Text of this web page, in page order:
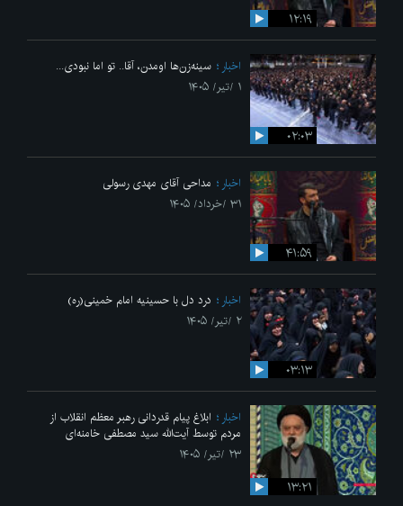
۱۲:۱۹
۰۲:۰۳
اخبار
سینه‌زن‌ها اومدن،‌ آقا.. تو اما نبودی...
۱ /تیر/ ۱۴۰۵
۴۱:۵۹
اخبار
مداحی آقای مهدی رسولی
۳۱ /خرداد/ ۱۴۰۵
۰۳:۱۳
اخبار
درد دل با حسینیه امام خمینی(ره)
۲ /تیر/ ۱۴۰۵
۱۳:۲۱
اخبار
ابلاغ پیام قدردانی رهبر معظم انقلاب از
مردم توسط آیت‌الله سید مصطفی خامنه‌ای
۲۳ /تیر/ ۱۴۰۵